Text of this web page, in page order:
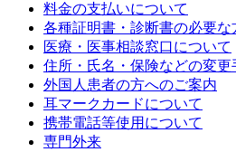
料金の支払いについて
各種証明書・診断書の必要な
医療・医事相談窓口について
住所・氏名・保険などの変更
外国人患者の方へのご案内
耳マークカードについて
携帯電話等使用について
専門外来